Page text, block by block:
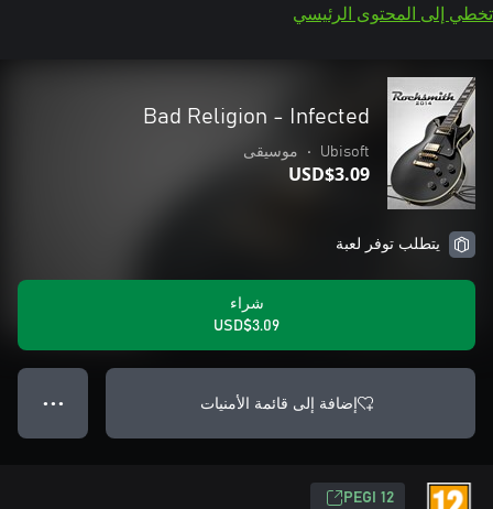
تخطي إلى المحتوى الرئيسي
Bad Religion - Infected
Ubisoft
• موسيقى
USD$3.09
يتطلب توفر لعبة
شراء
USD$3.09
إضافة إلى قائمة الأمنيات ● ● ●
PEGI 12